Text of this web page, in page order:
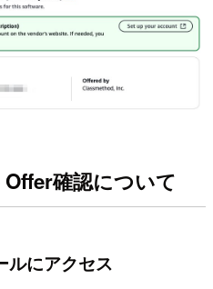
確認について
ルにアクセス